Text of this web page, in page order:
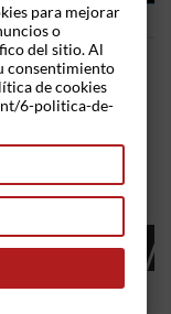
Renault
CV) .Referencia
Ademas,
duda
LA MISMA
para mejorar
o
del sitio. Al
consentimiento
de cookies
6-politica-de-